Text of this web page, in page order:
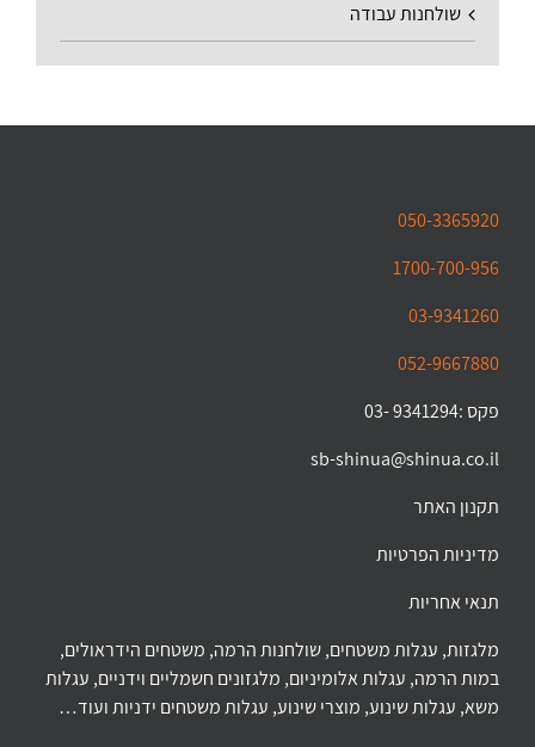
שולחנות עבודה
050-3365920
1700-700-956
03-9341260
052-9667880
פקס :9341294 -03
sb-shinua@shinua.co.il
תקנון האתר
מדיניות הפרטיות
תנאי אחריות
מלגזות, עגלות משטחים, שולחנות הרמה, משטחים הידראולים,
במות הרמה, עגלות אלומיניום, מלגזונים חשמליים וידניים, עגלות
משא, עגלות שינוע, מוצרי שינוע, עגלות משטחים ידניות ועוד…